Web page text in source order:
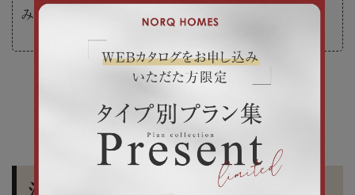
み対応させていただきます。